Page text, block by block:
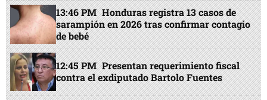
13:46 PM Honduras registra 13 casos de
sarampión en 2026 tras confirmar contagio
de bebé
12:45 PM Presentan requerimiento fiscal
contra el exdiputado Bartolo Fuentes